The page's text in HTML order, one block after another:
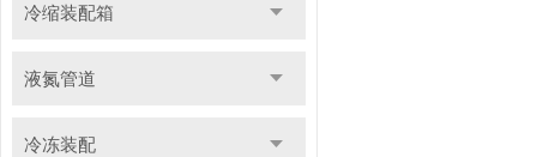
冷缩装配箱
液氮管道
冷冻装配